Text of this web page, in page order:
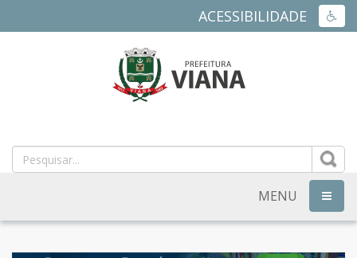
ACESSIBILIDADE
MUNICIPAL
DE
VIANA MENU